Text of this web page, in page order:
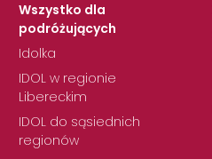
Wszystko dla
podróżujących
Idolka
IDOL w regionie
Libereckim
IDOL do sąsiednich
regionów